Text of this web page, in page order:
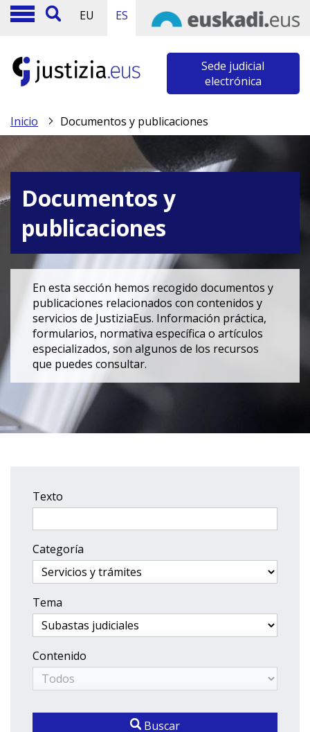
EU ES
Sede judicial
electrónica
Inicio Documentos y publicaciones
Documentos y
publicaciones
En esta sección hemos recogido documentos y
publicaciones relacionados con contenidos y
servicios de JustiziaEus. Información práctica,
formularios, normativa específica o artículos
especializados, son algunos de los recursos
que puedes consultar.
Texto
Categoría
Tema
Contenido
Buscar